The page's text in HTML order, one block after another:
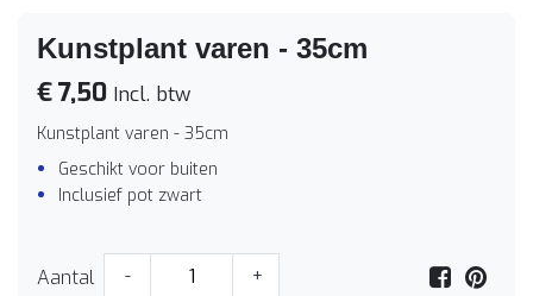
Kunstplant varen - 35cm
€ 7,50 Incl. btw
Kunstplant varen - 35cm
Geschikt voor buiten
Inclusief pot zwart
Aantal - +